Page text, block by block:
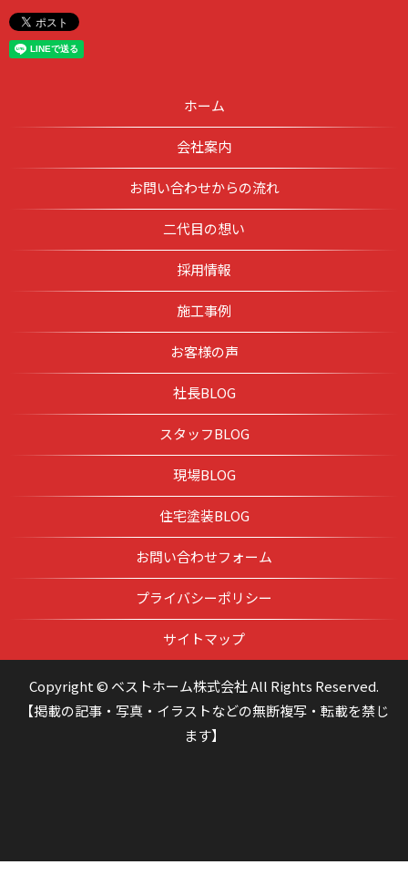
ホーム
会社案内
お問い合わせからの流れ
二代目の想い
採用情報
施工事例
お客様の声
社長BLOG
スタッフBLOG
現場BLOG
住宅塗装BLOG
お問い合わせフォーム
プライバシーポリシー
サイトマップ
Copyright © ベストホーム株式会社 All Rights Reserved.
【掲載の記事・写真・イラストなどの無断複写・転載を禁じ
ます】